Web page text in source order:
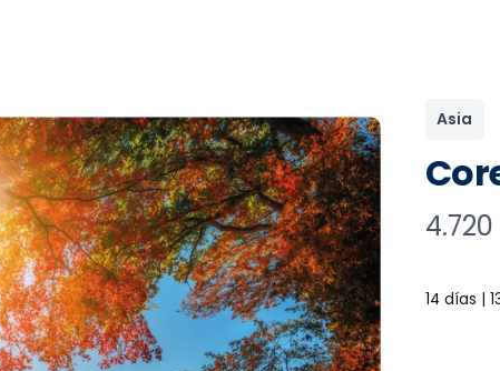
Asia
N
w
14 días |